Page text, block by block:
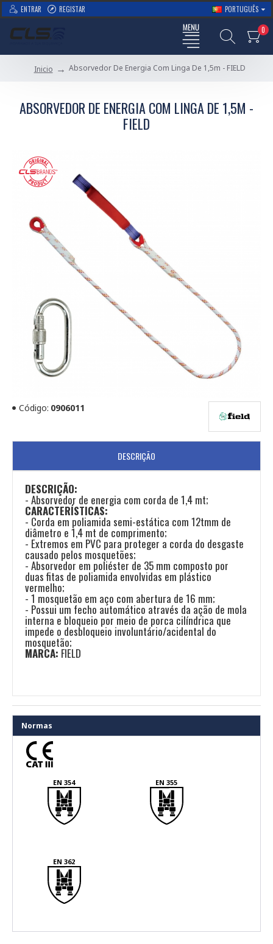
ENTRAR REGISTAR PORTUGUÊS
0
Inicio Absorvedor De Energia Com Linga De 1,5m - FIELD
ABSORVEDOR DE ENERGIA COM LINGA DE 1,5M -
FIELD
Código: 0906011
DESCRIÇÃO
DESCRIÇÃO:
- Absorvedor de energia com corda de 1,4 mt;
CARACTERÍSTICAS:
- Corda em poliamida semi-estática com 12tmm de
diâmetro e 1,4 mt de comprimento;
- Extremos em PVC para proteger a corda do desgaste
causado pelos mosquetões;
- Absorvedor em poliéster de 35 mm composto por
duas fitas de poliamida envolvidas em plástico
vermelho;
- 1 mosquetão em aço com abertura de 16 mm;
- Possui um fecho automático através da ação de mola
interna e bloqueio por meio de porca cilíndrica que
impede o desbloqueio involuntário/acidental do
mosquetão;
MARCA: FIELD
Normas
EN 354 EN 355
EN 362